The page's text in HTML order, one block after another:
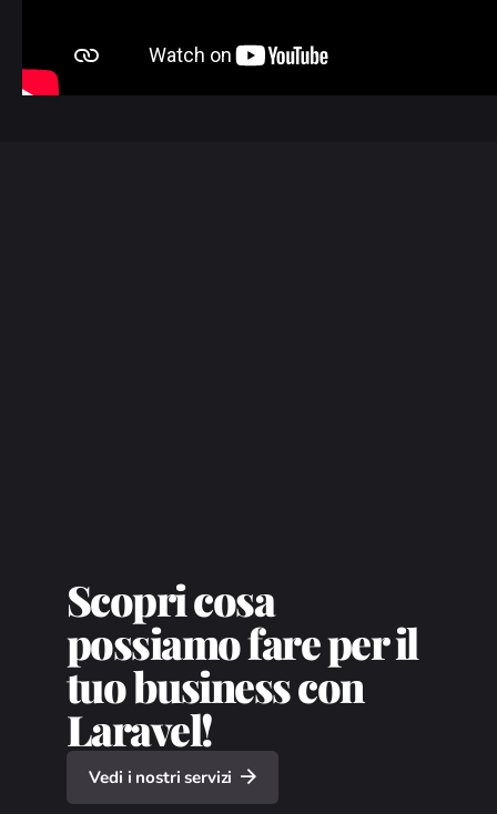
Scopri cosa
possiamo fare per il
tuo business con
Laravel!
Vedi i nostri servizi